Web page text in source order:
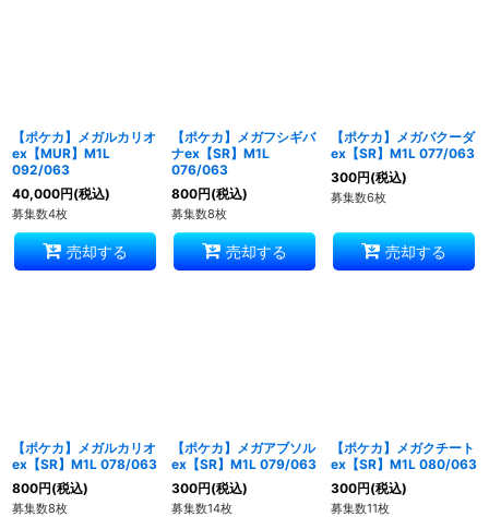
【ポケカ】メガルカリオ
ex【MUR】M1L
092/063
40,000円(税込)
募集数4枚
売却する
【ポケカ】メガフシギバ
ナex【SR】M1L
076/063
800円(税込)
募集数8枚
売却する
【ポケカ】メガバクーダ
ex【SR】M1L 077/063
300円(税込)
募集数6枚
売却する
【ポケカ】メガルカリオ
ex【SR】M1L 078/063
800円(税込)
募集数8枚
【ポケカ】メガアブソル
ex【SR】M1L 079/063
300円(税込)
募集数14枚
【ポケカ】メガクチート
ex【SR】M1L 080/063
300円(税込)
募集数11枚